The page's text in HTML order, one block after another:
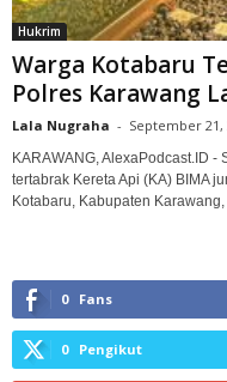
Hukrim
Warga Kotabaru
Polres Karawang
Lala Nugraha - September 21,
KARAWANG, AlexaPodcast.ID
tertabrak Kereta Api (KA) BIMA
Kotabaru, Kabupaten
0 Fans
0 Pengikut